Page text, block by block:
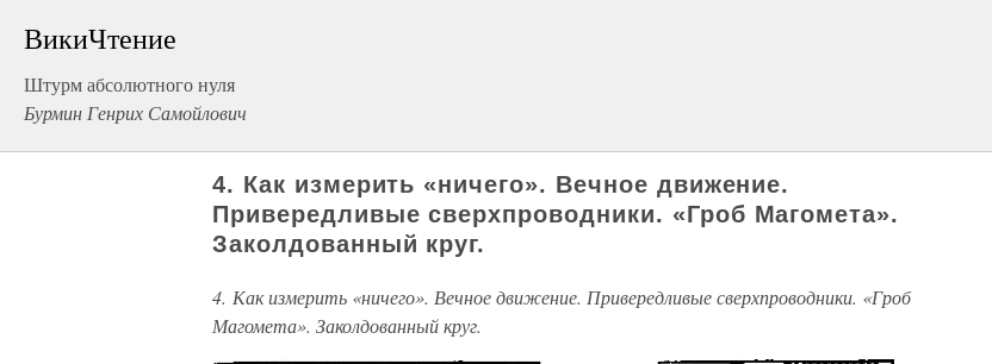
ВикиЧтение
Штурм абсолютного нуля
Бурмин Генрих Самойлович
4. Как измерить «ничего». Вечное движение.
Привередливые сверхпроводники. «Гроб Магомета».
Заколдованный круг.
4. Как измерить «ничего». Вечное движение. Привередливые сверхпроводники. «Гроб
Магомета». Заколдованный круг.